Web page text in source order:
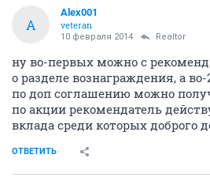
A
Alex001
veteran
10 февраля 2014 Realtor
ну во-первых можно с
о разделе вознаграждения, а
по доп соглашению можно
по акции рекомендатель
вклада среди которых доброго
ОТВЕТИТЬ